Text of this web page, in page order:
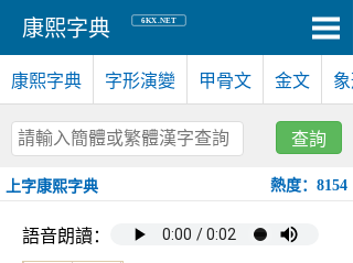
康熙字典 6KX.NET
康熙字典 字形演變 甲骨文 金文 象
查詢
上字康熙字典 熱度：8154
語音朗讀：